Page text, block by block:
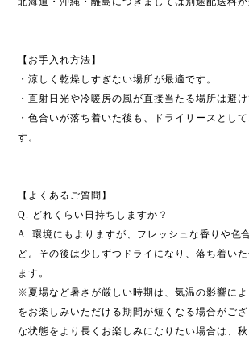
【お手入れ方法】
・涼しく乾燥しすぎない場所が最適です。
・直射日光や冷暖房の風が直接当たる場所は避け
・色合いが落ち着いた後も、ドライリースとし
す。
【よくあるご質問】
Q. どれくらい日持ちしますか？
A. 環境にもよりますが、フレッシュな香りや色
ど。その後は少しずつドライになり、落ち着い
ます。
※夏場など暑さが厳しい時期は、気温の影響に
をお楽しみいただける期間が短くなる場合がご
な状態をより長くお楽しみになりたい場合は、